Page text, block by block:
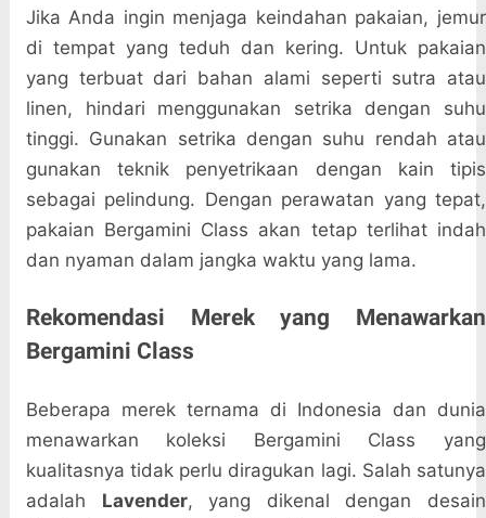
Jika Anda ingin menjaga keindahan pakaian, jemur
di tempat yang teduh dan kering. Untuk pakaian
yang terbuat dari bahan alami seperti sutra atau
linen, hindari menggunakan setrika dengan suhu
tinggi. Gunakan setrika dengan suhu rendah atau
gunakan teknik penyetrikaan dengan kain tipis
sebagai pelindung. Dengan perawatan yang tepat,
pakaian Bergamini Class akan tetap terlihat indah
dan nyaman dalam jangka waktu yang lama.
Rekomendasi Merek yang Menawarkan
Bergamini Class
Beberapa merek ternama di Indonesia dan dunia
menawarkan koleksi Bergamini Class yang
kualitasnya tidak perlu diragukan lagi. Salah satunya
adalah Lavender, yang dikenal dengan desain